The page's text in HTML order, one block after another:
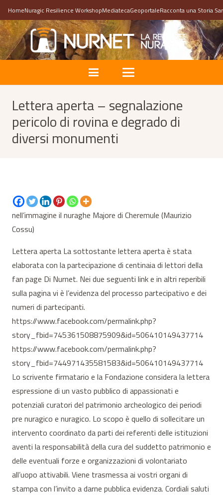
HomeNuragic Resilience WorkshopMediatecaGeoportaleRacconta una Storia
Lettera aperta – segnalazione
pericolo di rovina e degrado di
diversi monumenti
nell’immagine il nuraghe Majore di Cheremule (Maurizio
Cossu)
Lettera aperta La sottostante lettera aperta è stata
elaborata con la partecipazione di centinaia di lettori della
fan page Di Nurnet. Nei due seguenti link e in altri reperibili
sulla pagina vi è l’evidenza del processo partecipativo e dei
numeri di partecipanti.
https://www.facebook.com/permalink.php?
story_fbid=745361508875909&id=506410149437714
https://www.facebook.com/permalink.php?
story_fbid=744971435581583&id=506410149437714
Lo scrivente firmatario e la Fondazione considera la lettera
espressione di un vasto pubblico di appassionati e
potenziali curatori del patrimonio archeologico dei periodi
pre nuragico e nuragico. Lo scopo è quello di sollecitare un
intervento coordinato da parti dei referenti delle istituzioni
aventi la responsabilità della cura del suddetto patrimonio e
delle eventuali forze e organizzazioni di volontariato
all’uopo attivabili. Viene trasmessa ai vostri organi di
stampa con l’invito a darne pubblica evidenza. Cordiali saluti